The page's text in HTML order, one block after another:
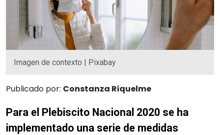
Imagen de contexto | Pixabay
Publicado por: Constanza Riquelme
Para el Plebiscito Nacional 2020 se ha
implementado una serie de medidas